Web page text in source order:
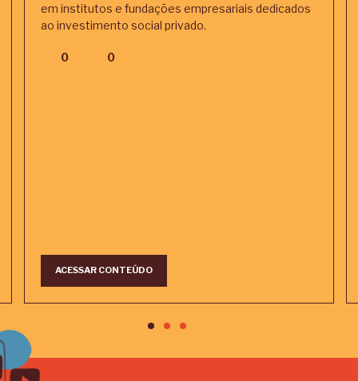
em institutos e fundações empresariais dedicados
ao investimento social privado.
0 0
ACESSAR CONTEÚDO